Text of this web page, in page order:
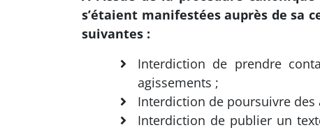
s’étaient manifestées auprès de sa
suivantes :
Interdiction de prendre
agissements ;
Interdiction de poursuivre des
Interdiction de publier un